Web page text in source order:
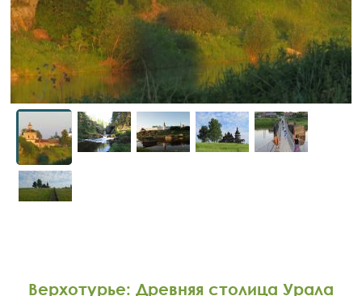
Верхотурье: Древняя столица Урала